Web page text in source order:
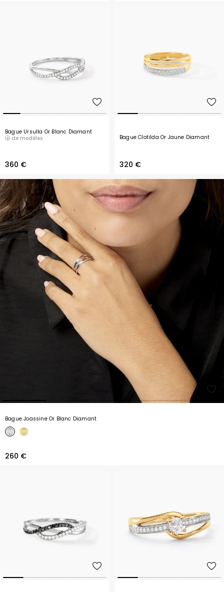
Bague Ursulla Or Blanc Diamant
de modèles
360 €
Bague Clotilda Or Jaune Diamant
320 €
Bague Joassine Or Blanc Diamant
260 €